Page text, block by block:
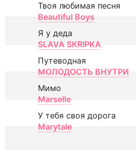
Твоя любимая песня
Beautiful Boys
Я у деда
SLAVA SKRIPKA
Путеводная
МОЛОДОСТЬ ВНУТРИ
Мимо
Marselle
У тебя своя дорога
Marytale